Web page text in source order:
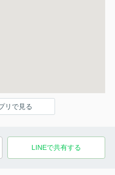
リで見る
LINEで共有する